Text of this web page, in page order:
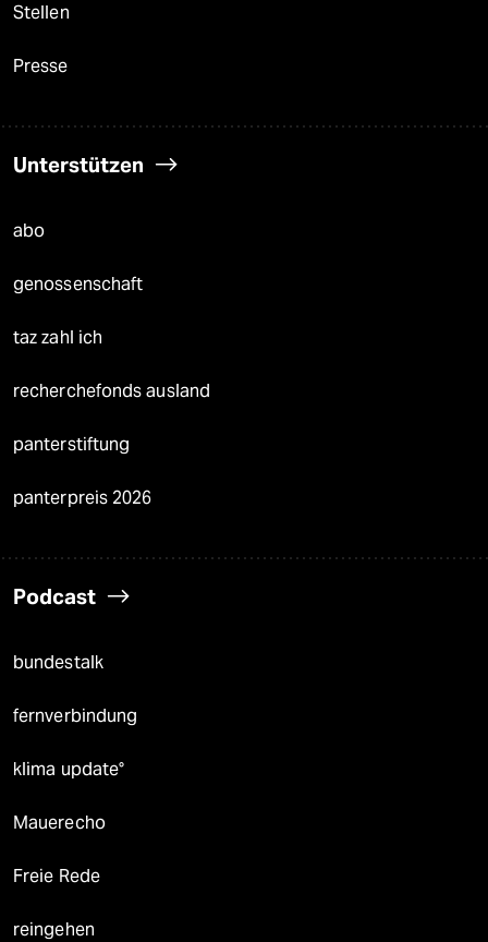
Stellen
Presse
Unterstützen
abo
genossenschaft
taz zahl ich
recherchefonds ausland
panterstiftung
panterpreis 2026
Podcast
bundestalk
fernverbindung
klima update°
Mauerecho
Freie Rede
reingehen